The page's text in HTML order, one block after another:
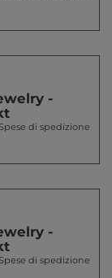
-
Spese di spedizione
-
Spese di spedizione